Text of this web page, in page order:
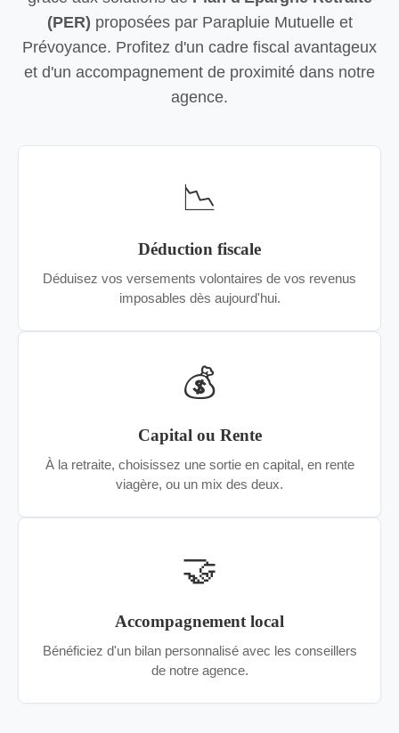
(PER) proposées par Parapluie Mutuelle et
Prévoyance. Profitez d'un cadre fiscal avantageux
et d'un accompagnement de proximité dans notre
agence.
📉
Déduction fiscale
Déduisez vos versements volontaires de vos revenus
imposables dès aujourd'hui.
💰
Capital ou Rente
À la retraite, choisissez une sortie en capital, en rente
viagère, ou un mix des deux.
🤝
Accompagnement local
Bénéficiez d'un bilan personnalisé avec les conseillers
de notre agence.